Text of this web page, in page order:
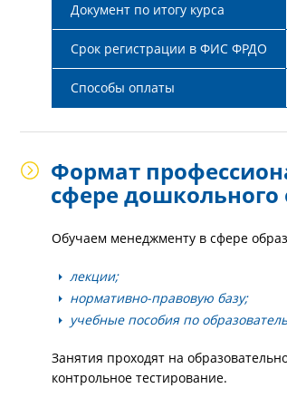
Документ по итогу курса
Срок регистрации в ФИС ФРДО
Способы оплаты
Формат
сфере дошкольного
Обучаем менеджменту в сфере
лекции;
нормативно-правовую базу;
учебные пособия по
Занятия проходят на
контрольное тестирование.